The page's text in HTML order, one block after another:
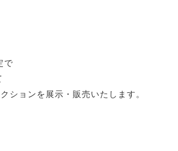
で
ションを展示・販売いたします。